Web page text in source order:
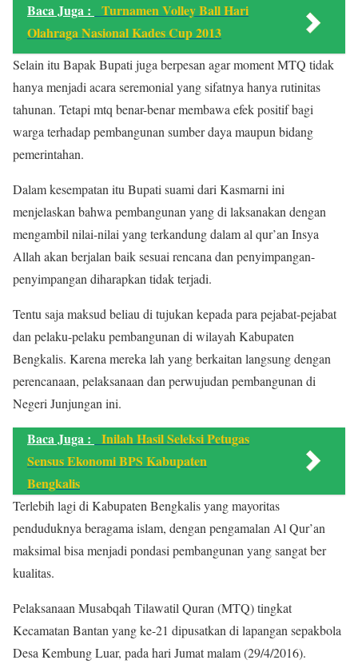
Baca Juga :
Turnamen Volley Ball Hari
Olahraga Nasional Kades Cup 2013
Selain itu Bapak Bupati juga berpesan agar moment MTQ tidak
hanya menjadi acara seremonial yang sifatnya hanya rutinitas
tahunan. Tetapi mtq benar-benar membawa efek positif bagi
warga terhadap pembangunan sumber daya maupun bidang
pemerintahan.
Dalam kesempatan itu Bupati suami dari Kasmarni ini
menjelaskan bahwa pembangunan yang di laksanakan dengan
mengambil nilai-nilai yang terkandung dalam al qur’an Insya
Allah akan berjalan baik sesuai rencana dan penyimpangan-
penyimpangan diharapkan tidak terjadi.
Tentu saja maksud beliau di tujukan kepada para pejabat-pejabat
dan pelaku-pelaku pembangunan di wilayah Kabupaten
Bengkalis. Karena mereka lah yang berkaitan langsung dengan
perencanaan, pelaksanaan dan perwujudan pembangunan di
Negeri Junjungan ini.
Baca Juga :
Inilah Hasil Seleksi Petugas
Sensus Ekonomi BPS Kabupaten
Bengkalis
Terlebih lagi di Kabupaten Bengkalis yang mayoritas
penduduknya beragama islam, dengan pengamalan Al Qur’an
maksimal bisa menjadi pondasi pembangunan yang sangat ber
kualitas.
Pelaksanaan Musabqah Tilawatil Quran (MTQ) tingkat
Kecamatan Bantan yang ke-21 dipusatkan di lapangan sepakbola
Desa Kembung Luar, pada hari Jumat malam (29/4/2016).